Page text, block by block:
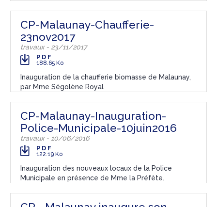
CP-Malaunay-Chaufferie-
23nov2017
travaux - 23/11/2017
PDF
188.65 Ko
Inauguration de la chaufferie biomasse de Malaunay,
par Mme Ségolène Royal
CP-Malaunay-Inauguration-
Police-Municipale-10juin2016
travaux - 10/06/2016
PDF
122.19 Ko
Inauguration des nouveaux locaux de la Police
Municipale en présence de Mme la Préfète.